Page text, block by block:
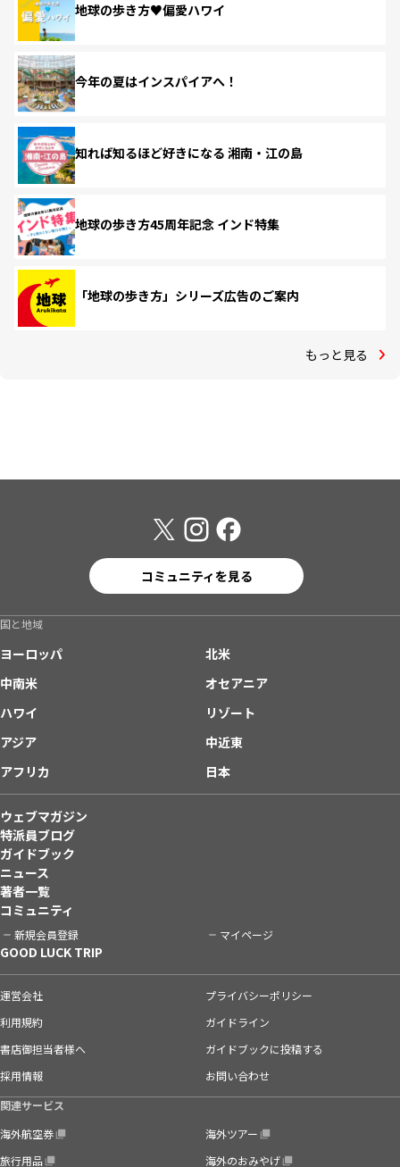
地球の歩き方♥偏愛ハワイ
今年の夏はインスパイアへ！
知れば知るほど好きになる 湘南・江の島
地球の歩き方45周年記念 インド特集
「地球の歩き方」シリーズ広告のご案内
もっと見る
コミュニティを見る
国と地域
ヨーロッパ
北米
中南米
オセアニア
ハワイ
リゾート
アジア
中近東
アフリカ
日本
ウェブマガジン
特派員ブログ
ガイドブック
ニュース
著者一覧
コミュニティ
新規会員登録 マイページ
GOOD LUCK TRIP
運営会社
プライバシーポリシー
利用規約
ガイドライン
書店御担当者様へ
ガイドブックに投稿する
採用情報
お問い合わせ
関連サービス
海外航空券
海外ツアー
旅行用品
海外のおみやげ